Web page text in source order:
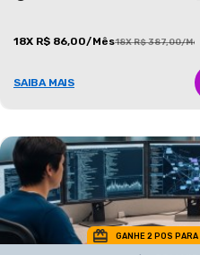
18X R$ 86,00/Mês18X R$ 387,00/Mês
SAIBA MAIS
GANHE 2 POS PARA